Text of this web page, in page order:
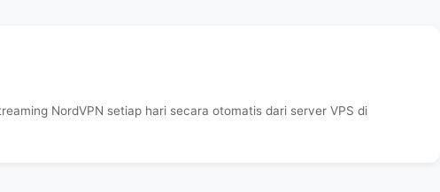
NordVPN setiap hari secara otomatis dari server VPS di